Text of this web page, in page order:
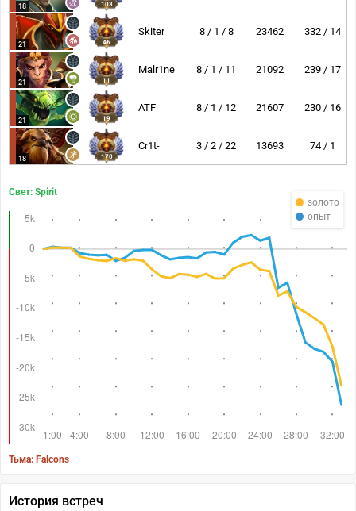
18 103
21 46
Skiter 8 / 1 / 8 23462 332 / 14
21 11
Malr1ne 8 / 1 / 11 21092 239 / 17
21 19
ATF 8 / 1 / 12 21607 230 / 16
18 170
Cr1t- 3 / 2 / 22 13693 74 / 1
золото
опыт
Свет: Spirit
Тьма: Falcons
История встреч